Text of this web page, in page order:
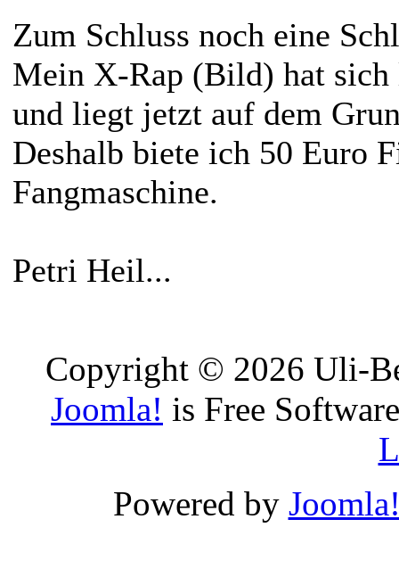
Zum Schluss noch eine
Mein X-Rap (Bild) hat sich
und liegt jetzt auf dem
Deshalb biete ich 50 Euro
Fangmaschine.
Petri Heil...
Copyright © 2026 Uli-
Joomla! is Free
Powered by